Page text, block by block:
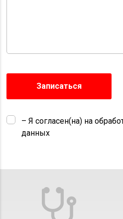
Записаться
– Я согласен(на) на
данных